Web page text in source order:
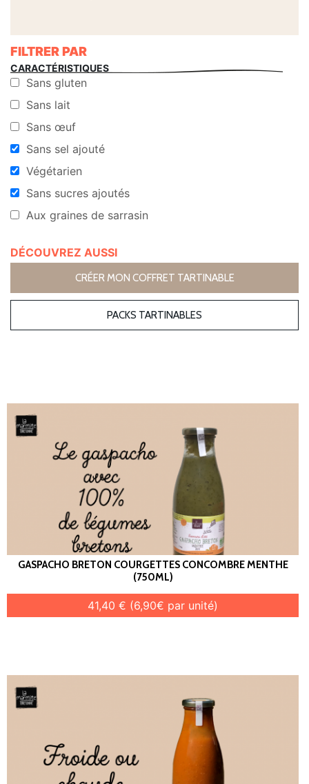
GASPACHO BRETON COURGETTES CONCOMBRE MENTHE
(750ML)
41,40 € (6,90€ par unité)
FILTRER PAR
CARACTÉRISTIQUES
Sans gluten
Sans lait
Sans œuf
Sans sel ajouté
Végétarien
Sans sucres ajoutés
Aux graines de sarrasin
DÉCOUVREZ AUSSI
CRÉER MON COFFRET TARTINABLE
PACKS TARTINABLES